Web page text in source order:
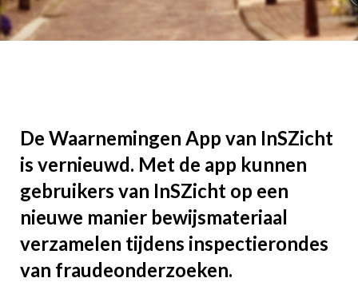
De Waarnemingen App van InSZicht
is vernieuwd. Met de app kunnen
gebruikers van InSZicht op een
nieuwe manier bewijsmateriaal
verzamelen tijdens inspectierondes
van fraudeonderzoeken.